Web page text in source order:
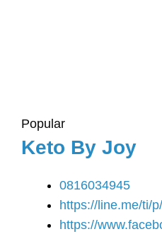
Popular
Keto By Joy
0816034945
https://line.me/ti/
https://